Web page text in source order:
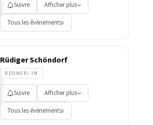
Suivre Afficher plus
Tous les événements
Rüdiger Schöndorf
REDNER/-IN
Suivre Afficher plus
Tous les événements